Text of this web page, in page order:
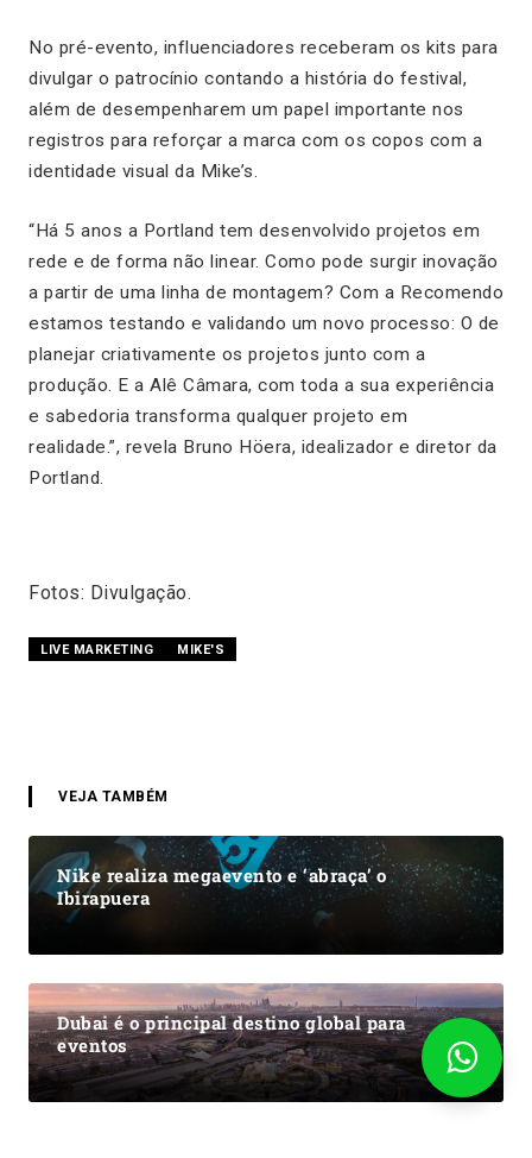
No pré-evento, influenciadores receberam os kits para
divulgar o patrocínio contando a história do festival,
além de desempenharem um papel importante nos
registros para reforçar a marca com os copos com a
identidade visual da Mike’s.
“Há 5 anos a Portland tem desenvolvido projetos em
rede e de forma não linear. Como pode surgir inovação
a partir de uma linha de montagem? Com a Recomendo
estamos testando e validando um novo processo: O de
planejar criativamente os projetos junto com a
produção. E a Alê Câmara, com toda a sua experiência
e sabedoria transforma qualquer projeto em
realidade.”, revela Bruno Höera, idealizador e diretor da
Portland.
Fotos: Divulgação.
LIVE MARKETING MIKE'S
VEJA TAMBÉM
Nike realiza megaevento e ‘abraça’ o
Ibirapuera
Dubai é o principal destino global para
eventos